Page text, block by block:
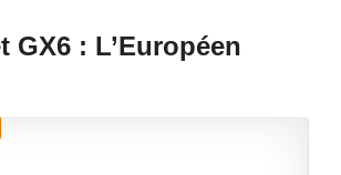
GX6 : L’Européen